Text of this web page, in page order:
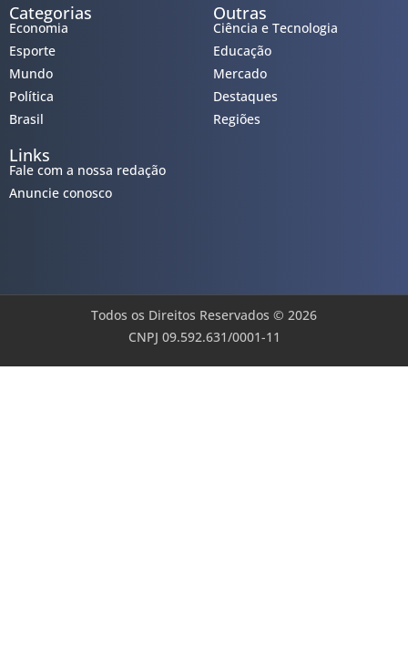
Categorias
Economia
Esporte
Mundo
Política
Brasil
Outras
Ciência e Tecnologia
Educação
Mercado
Destaques
Regiões
Links
Fale com a nossa redação
Anuncie conosco
Todos os Direitos Reservados © 2026
CNPJ 09.592.631/0001-11